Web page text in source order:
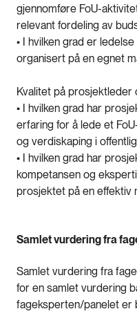
gjennomføre FoU-
relevant fordeling av
• I hvilken grad er
organisert på en egnet
Kvalitet på
• I hvilken grad har
erfaring for å lede et
og verdiskaping i
• I hvilken grad har
kompetansen og
prosjektet på en effektiv
Samlet vurdering fra
Samlet vurdering fra
for en samlet vurdering
fageksperten/panelet er